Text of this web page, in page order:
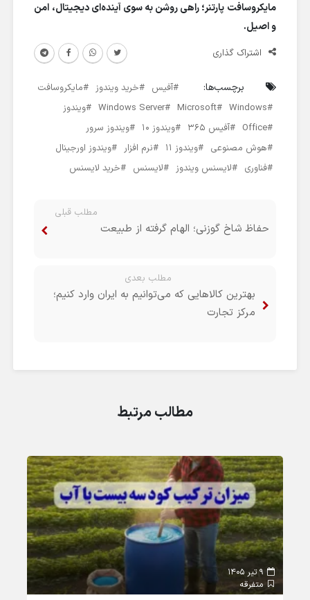
مایکروسافت پارتنر؛ راهی روشن به سوی آینده‌ای دیجیتال، امن
و اصیل.
اشتراک گذاری
برچسب‌ها: آفیس خرید ویندوز
مایکروسافت
Windows
Microsoft
Windows Server
ویندوز
Office
آفیس 365 ویندوز 10
ویندوز سرور
هوش مصنوعی
ویندوز 11 نرم افزار
ویندوز اورجینال
فناوری
لایسنس ویندوز لایسنس خرید لایسنس
مطلب قبلی
حفاظ شاخ گوزنی؛ الهام گرفته از طبیعت
مطلب بعدی
بهترین کالاهایی که می‌توانیم به ایران وارد کنیم؛
مرکز تجارت
مطالب مرتبط
متفرقه